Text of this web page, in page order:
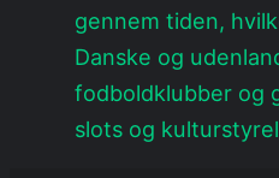
gennem tiden,
Danske og
fodboldklubber og
slots og